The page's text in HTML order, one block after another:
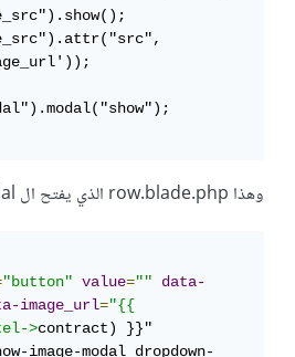
وهذا row.blade.php الذي يفتح ال modal
"button" value=""
data-
image_url="{{
>contract) }}"